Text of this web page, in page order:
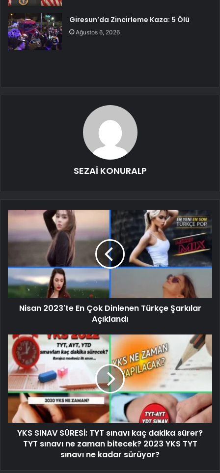
Giresun’da Zincirleme Kaza: 5 Ölü
Ağustos 6, 2026
SEZAİ KONURALP
Nisan 2023'te En Çok Dinlenen Türkçe Şarkılar
Açıklandı
YKS SINAV SÜRESİ: TYT sınavı kaç dakika sürer?
TYT sınavı ne zaman bitecek? 2023 YKS TYT
sınavı ne kadar sürüyor?